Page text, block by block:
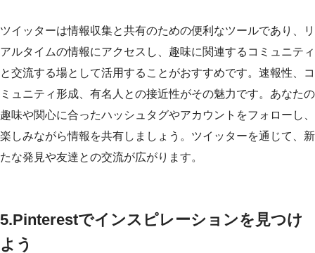
ツイッターは情報収集と共有のための便利なツールであり、リ
アルタイムの情報にアクセスし、趣味に関連するコミュニティ
と交流する場として活用することがおすすめです。速報性、コ
ミュニティ形成、有名人との接近性がその魅力です。あなたの
趣味や関心に合ったハッシュタグやアカウントをフォローし、
楽しみながら情報を共有しましょう。ツイッターを通じて、新
たな発見や友達との交流が広がります。
5.Pinterestでインスピレーションを見つけ
よう